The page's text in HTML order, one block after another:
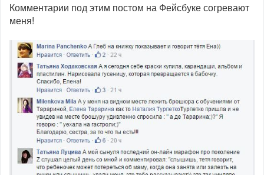
Комментарии под этим постом на Фейсбуке согревают
меня!